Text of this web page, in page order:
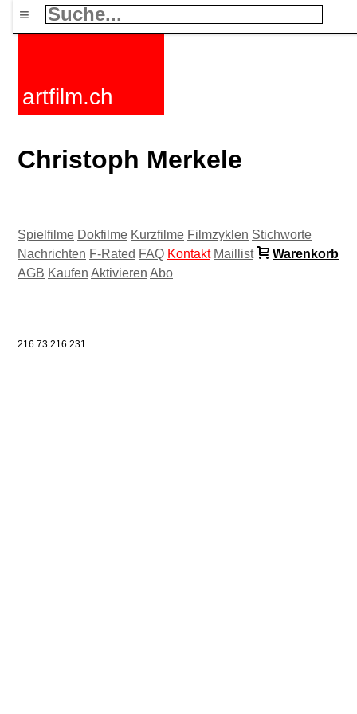
≡
artfilm.ch
Christoph Merkele
Spielfilme Dokfilme Kurzfilme Filmzyklen Stichworte
Nachrichten F-Rated FAQ Kontakt Maillist
Warenkorb
AGB Kaufen Aktivieren Abo
216.73.216.231